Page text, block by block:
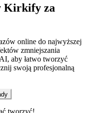
Kirkify za
online do najwyższej
zmniejszania
aby łatwo tworzyć
swoją profesjonalną